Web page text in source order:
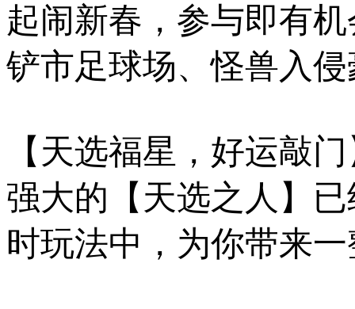
起闹新春，参与即有
铲市足球场、怪兽入
【天选福星，好运敲
强大的【天选之人】
时玩法中，为你带来